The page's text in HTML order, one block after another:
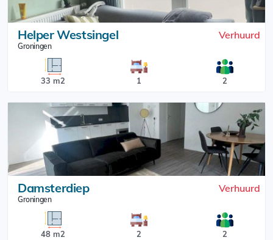
Helper Westsingel
Groningen
Verhuurd
33 m2 1 2
Damsterdiep
Groningen
Verhuurd
48 m2 2 2